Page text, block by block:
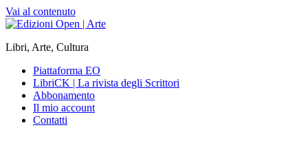
Vai al contenuto
Libri, Arte, Cultura
Piattaforma EO
LibriCK | La rivista degli Scrittori
Abbonamento
Il mio account
Contatti